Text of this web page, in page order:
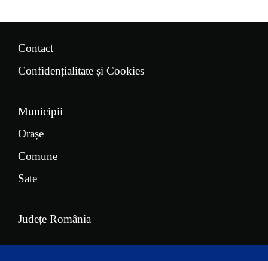
Contact
Confidențialitate și Cookies
Municipii
Orașe
Comune
Sate
Județe România